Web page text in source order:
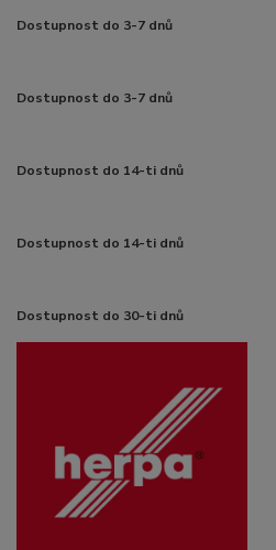
Dostupnost do 3-7 dnů
Dostupnost do 3-7 dnů
Dostupnost do 14-ti dnů
Dostupnost do 14-ti dnů
Dostupnost do 30-ti dnů